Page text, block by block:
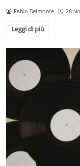
Fabio Belmonte 26
Leggi di più